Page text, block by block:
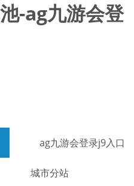
-ag九游会登
ag九游会登录j9入口
城市分站